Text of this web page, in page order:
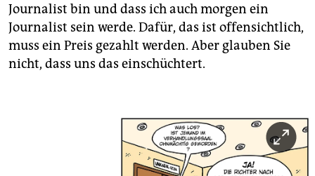
Journalist bin und dass ich auch morgen ein
Journalist sein werde. Dafür, das ist offensichtlich,
muss ein Preis gezahlt werden. Aber glauben Sie
nicht, dass uns das einschüchtert.